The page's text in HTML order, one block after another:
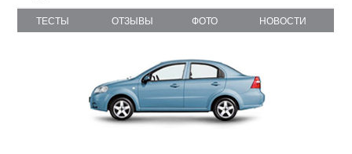
ТЕСТЫ ОТЗЫВЫ ФОТО НОВОСТИ